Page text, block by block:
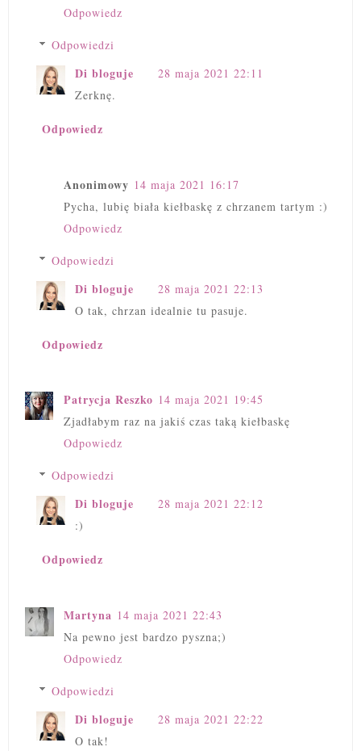
Odpowiedz
Odpowiedzi
Di bloguje
28 maja 2021 22:11
Zerknę.
Odpowiedz
Anonimowy 14 maja 2021 16:17
Pycha, lubię biała kiełbaskę z chrzanem tartym :)
Odpowiedz
Odpowiedzi
Di bloguje
28 maja 2021 22:13
O tak, chrzan idealnie tu pasuje.
Odpowiedz
Patrycja Reszko 14 maja 2021 19:45
Zjadłabym raz na jakiś czas taką kiełbaskę
Odpowiedz
Odpowiedzi
Di bloguje
28 maja 2021 22:12
:)
Odpowiedz
Martyna 14 maja 2021 22:43
Na pewno jest bardzo pyszna;)
Odpowiedz
Odpowiedzi
Di bloguje
28 maja 2021 22:22
O tak!